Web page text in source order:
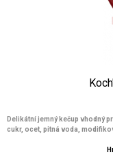
Delikátní jemný kečup vhodný
cukr, ocet, pitná voda,